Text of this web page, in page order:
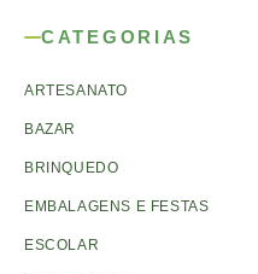
CATEGORIAS
ARTESANATO
BAZAR
BRINQUEDO
EMBALAGENS E FESTAS
ESCOLAR